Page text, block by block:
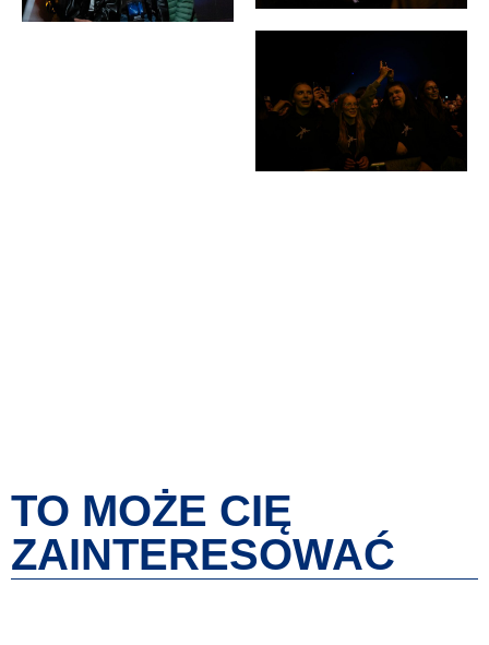
TO MOŻE CIĘ
ZAINTERESOWAĆ